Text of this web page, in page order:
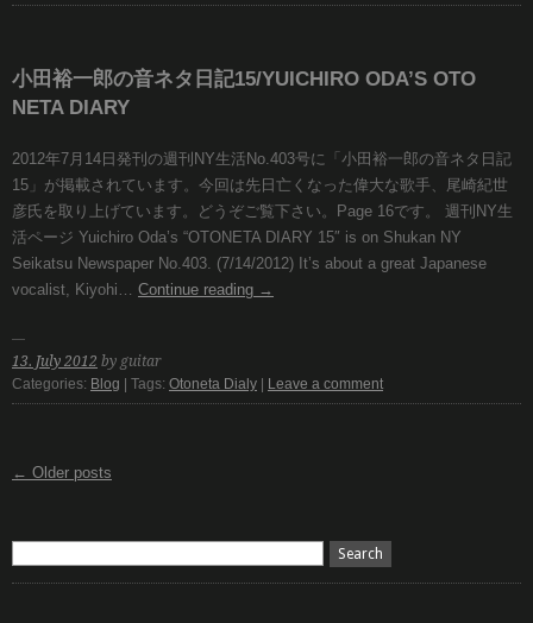
小田裕一郎の音ネタ日記15/YUICHIRO ODA’S OTO
NETA DIARY
2012年7月14日発刊の週刊NY生活No.403号に「小田裕一郎の音ネタ日記
15」が掲載されています。今回は先日亡くなった偉大な歌手、尾崎紀世
彦氏を取り上げています。どうぞご覧下さい。Page 16です。 週刊NY生
活ページ Yuichiro Oda’s “OTONETA DIARY 15″ is on Shukan NY
Seikatsu Newspaper No.403. (7/14/2012) It’s about a great Japanese
vocalist, Kiyohi… Continue reading →
13. July 2012 by guitar
Categories: Blog | Tags: Otoneta Dialy Leave a comment
← Older posts